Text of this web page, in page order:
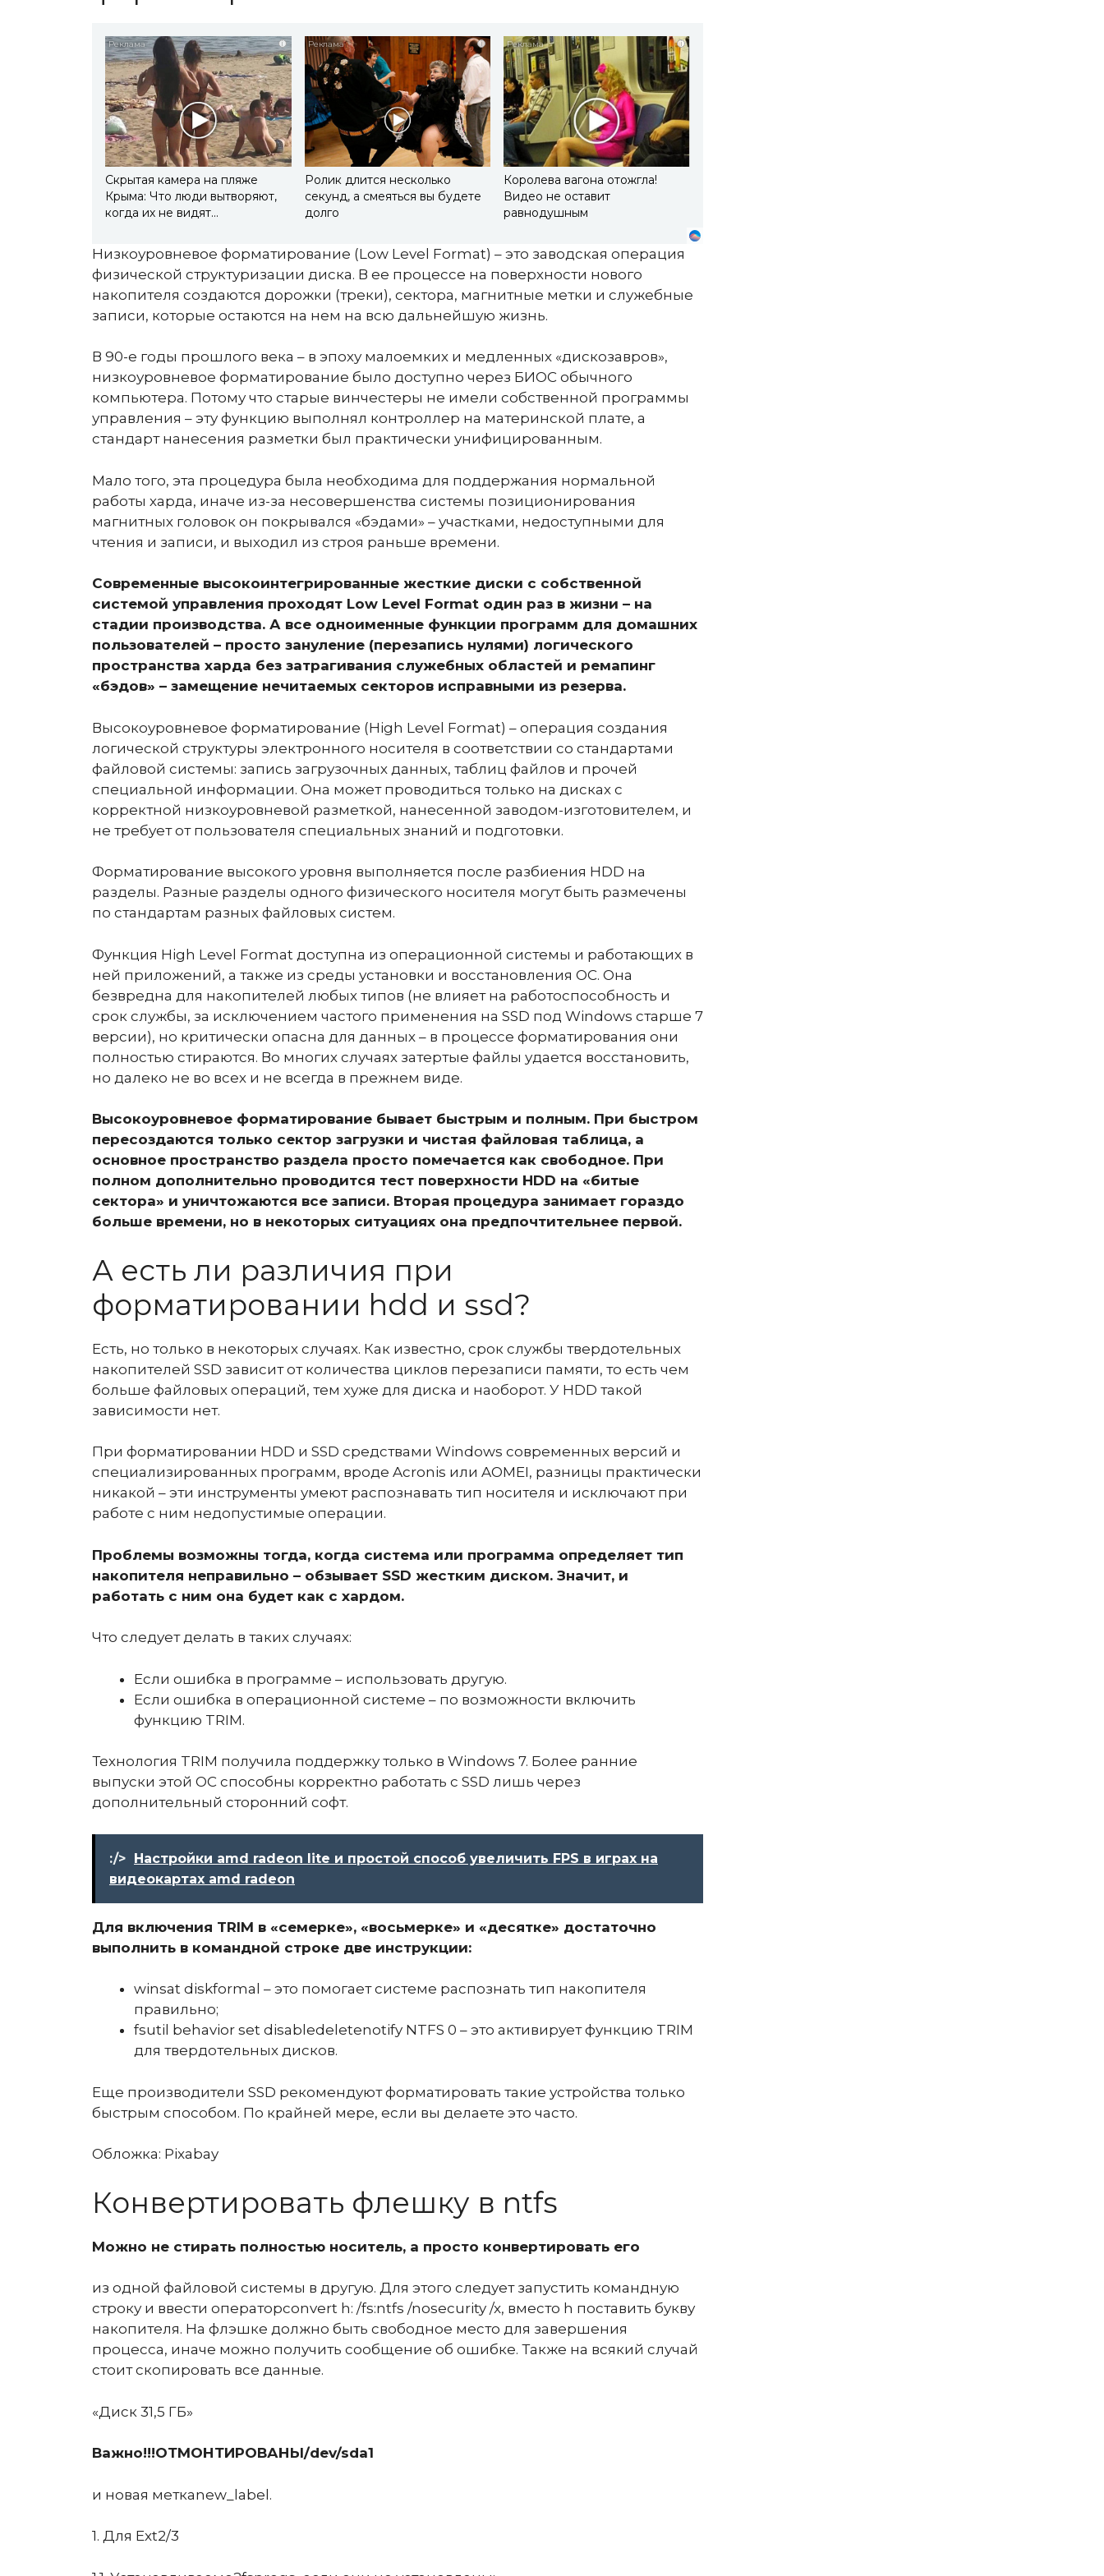
i
Скрытая камера на пляже
Крыма: Что люди вытворяют,
когда их не видят...
i
Ролик длится несколько
секунд, а смеяться вы будете
долго
i
Королева вагона отожгла!
Видео не оставит
равнодушным
Низкоуровневое форматирование (Low Level Format) – это заводская операция
физической структуризации диска. В ее процессе на поверхности нового
накопителя создаются дорожки (треки), сектора, магнитные метки и служебные
записи, которые остаются на нем на всю дальнейшую жизнь.
В 90-е годы прошлого века – в эпоху малоемких и медленных «дискозавров»,
низкоуровневое форматирование было доступно через БИОС обычного
компьютера. Потому что старые винчестеры не имели собственной программы
управления – эту функцию выполнял контроллер на материнской плате, а
стандарт нанесения разметки был практически унифицированным.
Мало того, эта процедура была необходима для поддержания нормальной
работы харда, иначе из-за несовершенства системы позиционирования
магнитных головок он покрывался «бэдами» – участками, недоступными для
чтения и записи, и выходил из строя раньше времени.
Современные высокоинтегрированные жесткие диски с собственной
системой управления проходят Low Level Format один раз в жизни – на
стадии производства. А все одноименные функции программ для домашних
пользователей – просто зануление (перезапись нулями) логического
пространства харда без затрагивания служебных областей и ремапинг
«бэдов» – замещение нечитаемых секторов исправными из резерва.
Высокоуровневое форматирование (High Level Format) – операция создания
логической структуры электронного носителя в соответствии со стандартами
файловой системы: запись загрузочных данных, таблиц файлов и прочей
специальной информации. Она может проводиться только на дисках с
корректной низкоуровневой разметкой, нанесенной заводом-изготовителем, и
не требует от пользователя специальных знаний и подготовки.
Форматирование высокого уровня выполняется после разбиения HDD на
разделы. Разные разделы одного физического носителя могут быть размечены
по стандартам разных файловых систем.
Функция High Level Format доступна из операционной системы и работающих в
ней приложений, а также из среды установки и восстановления ОС. Она
безвредна для накопителей любых типов (не влияет на работоспособность и
срок службы, за исключением частого применения на SSD под Windows старше 7
версии), но критически опасна для данных – в процессе форматирования они
полностью стираются. Во многих случаях затертые файлы удается восстановить,
но далеко не во всех и не всегда в прежнем виде.
Высокоуровневое форматирование бывает быстрым и полным. При быстром
пересоздаются только сектор загрузки и чистая файловая таблица, а
основное пространство раздела просто помечается как свободное. При
полном дополнительно проводится тест поверхности HDD на «битые
сектора» и уничтожаются все записи. Вторая процедура занимает гораздо
больше времени, но в некоторых ситуациях она предпочтительнее первой.
А есть ли различия при
форматировании hdd и ssd?
Есть, но только в некоторых случаях. Как известно, срок службы твердотельных
накопителей SSD зависит от количества циклов перезаписи памяти, то есть чем
больше файловых операций, тем хуже для диска и наоборот. У HDD такой
зависимости нет.
При форматировании HDD и SSD средствами Windows современных версий и
специализированных программ, вроде Acronis или AOMEI, разницы практически
никакой – эти инструменты умеют распознавать тип носителя и исключают при
работе с ним недопустимые операции.
Проблемы возможны тогда, когда система или программа определяет тип
накопителя неправильно – обзывает SSD жестким диском. Значит, и
работать с ним она будет как с хардом.
Что следует делать в таких случаях:
Если ошибка в программе – использовать другую.
Если ошибка в операционной системе – по возможности включить
функцию TRIM.
Технология TRIM получила поддержку только в Windows 7. Более ранние
выпуски этой ОС способны корректно работать с SSD лишь через
дополнительный сторонний софт.
:/> Настройки amd radeon lite и простой способ увеличить FPS в играх на
видеокартах amd radeon
Для включения TRIM в «семерке», «восьмерке» и «десятке» достаточно
выполнить в командной строке две инструкции:
winsat diskformal – это помогает системе распознать тип накопителя
правильно;
fsutil behavior set disabledeletenotify NTFS 0 – это активирует функцию TRIM
для твердотельных дисков.
Еще производители SSD рекомендуют форматировать такие устройства только
быстрым способом. По крайней мере, если вы делаете это часто.
Обложка: Pixabay
Конвертировать флешку в ntfs
Можно не стирать полностью носитель, а просто конвертировать его
из одной файловой системы в другую. Для этого следует запустить командную
строку и ввести операторconvert h: /fs:ntfs /nosecurity /x, вместо h поставить букву
накопителя. На флэшке должно быть свободное место для завершения
процесса, иначе можно получить сообщение об ошибке. Также на всякий случай
стоит скопировать все данные.
«Диск 31,5 ГБ»
Важно!!!ОТМОНТИРОВАНЫ/dev/sda1
и новая меткаnew_label.
1. Для Ext2/3